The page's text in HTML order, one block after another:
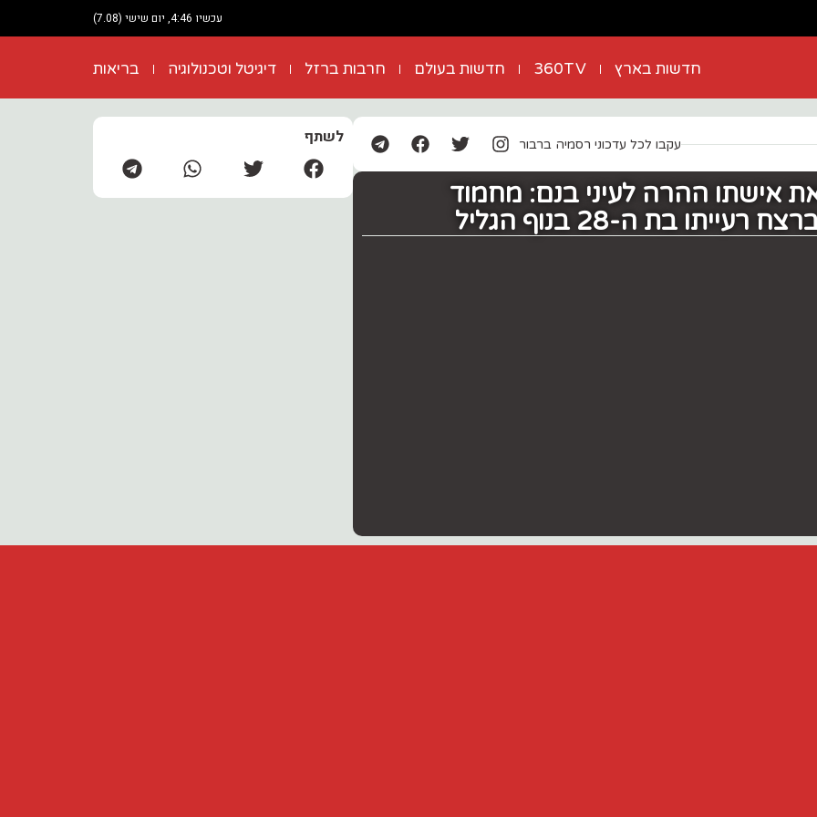
עכשיו 4:46, יום שישי (7.08)
חדשות בארץ 360TV חדשות בעולם חרבות ברזל דיגיטל וטכנולוגיה בריאות
עקבו לכל עדכוני רסמיה ברבור
את אישתו ההרה לעיני בנם: מחמוד
בת ה-28 בנוף הגליל
לשתף